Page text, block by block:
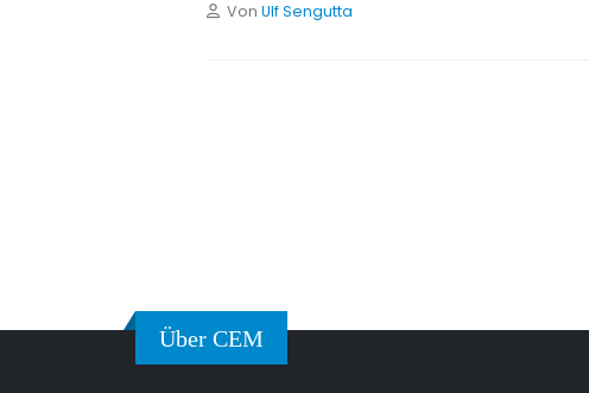
Von Ulf Sengutta
Über CEM